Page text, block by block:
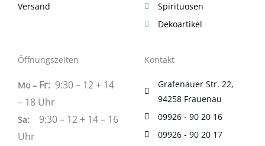
Versand
Spirituosen
Dekoartikel
Öffnungszeiten
Mo – Fr: 9:30 – 12 + 14
– 18 Uhr
Sa: 9:30 – 12 + 14 – 16
Uhr
Kontakt
Grafenauer Str. 22,
94258 Frauenau
09926 - 90 20 16
09926 - 90 20 17